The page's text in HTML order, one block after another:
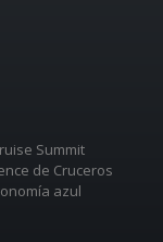
Summit
de Cruceros
azul